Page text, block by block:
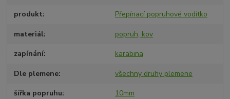
produkt Přepínací popruhové vodítko
materiál popruh, kov
zapínání karabina
Dle plemene všechny druhy plemene
šířka popruhu 10mm